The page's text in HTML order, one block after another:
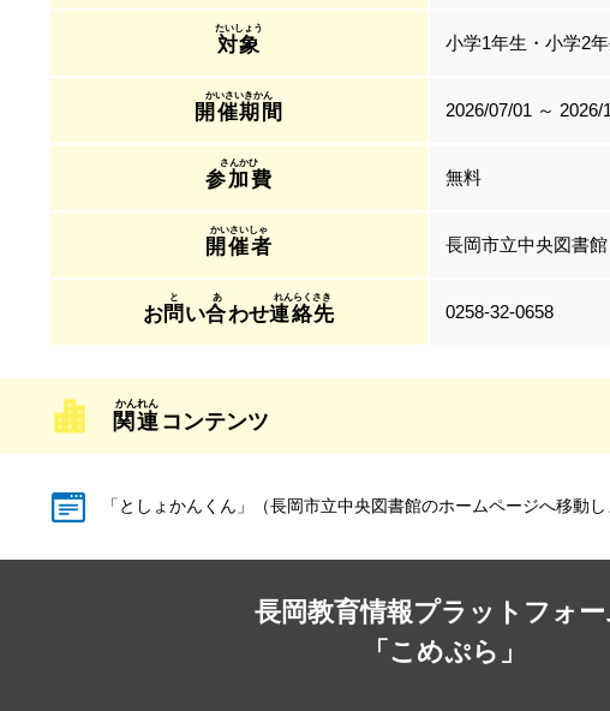
対象 小学1年生・小学2
開催期間 2026/07/01 ～ 2026/
参加費 無料
開催者 長岡市立中央図書館
お問 い合わせ連絡先 0258-32-0658
関連 コンテンツ
「としょかんくん」（長岡市立中央図書館のホームページへ移動し
長岡教育情報プラットフォー
「こめぷら」